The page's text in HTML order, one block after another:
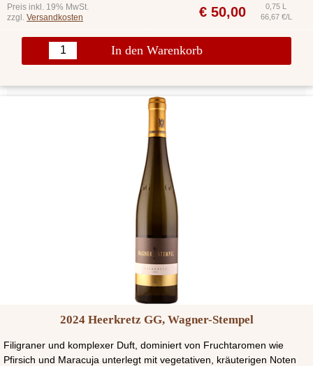
Preis inkl. 19% MwSt.
zzgl. Versandkosten € 50,00
0,75 L
66,67 €/L
In den Warenkorb
2024 Heerkretz GG, Wagner-Stempel
Filigraner und komplexer Duft, dominiert von Fruchtaromen wie
Pfirsich und Maracuja unterlegt mit vegetativen, kräuterigen Noten